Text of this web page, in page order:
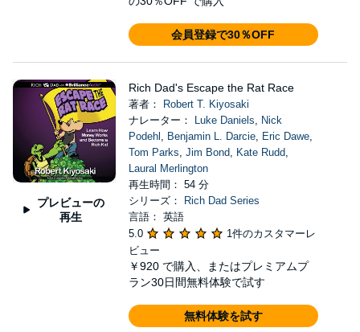
会員登録で30％OFF
プレビューの
再生
Rich Dad's Escape the Rat Race
著者：
Robert T. Kiyosaki
ナレーター：
Luke Daniels, Nick
Podehl , Benjamin L. Darcie, Eric Dawe,
Tom Parks, Jim Bond, Kate Rudd,
Laural Merlington
再生時間： 54 分
シリーズ：
Rich Dad Series
言語： 英語
5.0
1件のカスタマーレ
ビュー
￥920 で購入、またはプレミアムプ
ラン30日間無料体験で試す
無料体験を試す